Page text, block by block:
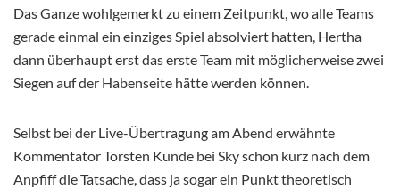
Das Ganze wohlgemerkt zu einem Zeitpunkt, wo alle Teams
gerade einmal ein einziges Spiel absolviert hatten, Hertha
dann überhaupt erst das erste Team mit möglicherweise zwei
Siegen auf der Habenseite hätte werden können.
Selbst bei der Live-Übertragung am Abend erwähnte
Kommentator Torsten Kunde bei Sky schon kurz nach dem
Anpfiff die Tatsache, dass ja sogar ein Punkt theoretisch